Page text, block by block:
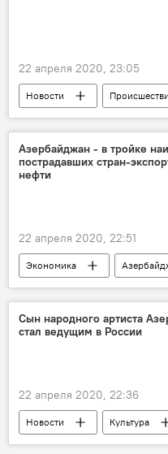
22 апреля 2020, 23:05
Новости
Азербайджан
Азербайджан - в тройке
пострадавших стран-
нефти
22 апреля 2020, 22:51
Экономика
Экспорт
Сын народного артиста
стал ведущим в России
22 апреля 2020, 22:36
Новости Культура
Азербайджан
Россия